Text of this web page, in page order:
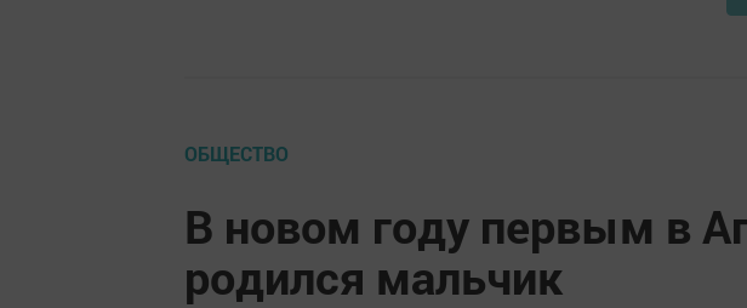
ОБЩЕСТВО
В новом году первым в
родился мальчик